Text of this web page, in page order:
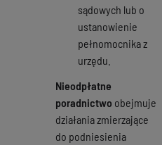
sądowych lub o
ustanowienie
pełnomocnika z
urzędu.
Nieodpłatne
poradnictwo obejmuje
działania zmierzające
do podniesienia